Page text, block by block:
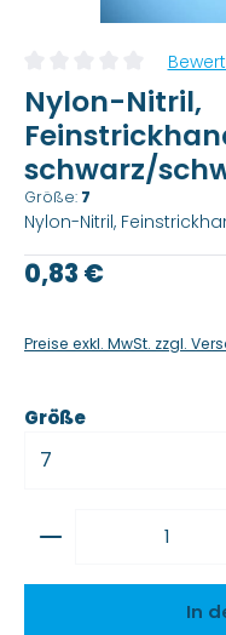
Durchschnittliche
Nylon-Nitril,
schwarz/
Größe: 7
Nylon-Nitril,
Regulärer Preis:
0,83 €
Preise exkl. MwSt. zzgl.
Größeauswählen
Produkt Anzahl:
In